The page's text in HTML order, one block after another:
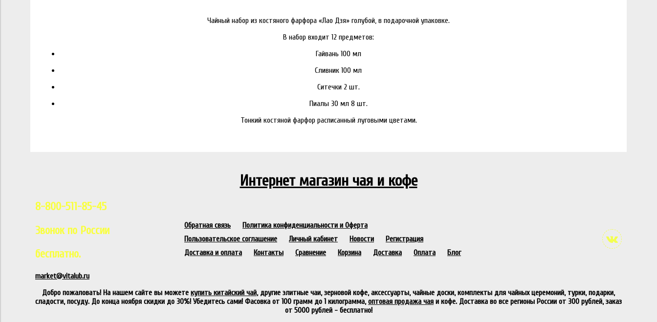
Чайный набор из костяного фарфора «Лао Дзя» голубой, в подарочной упаковке.
В набор входит 12 предметов:
Гайвань 100 мл
Сливник 100 мл
Ситечки 2 шт.
Пиалы 30 мл 8 шт.
Тонкий костяной фарфор расписанный луговыми цветами.
Интернет магазин чая и кофе
8-800-511-85-45
Звонок по России
бесплатно.
market@vitalub.ru
Обратная связь
Политика конфиденциальности и Оферта
Пользовательское соглашение
Личный кабинет Новости
Регистрация
Доставка и оплата
Контакты Сравнение Корзина Доставка Оплата Блог
Добро пожаловать! На нашем сайте вы можете купить китайский чай, другие элитные чаи, зерновой кофе, аксессуарты, чайные доски, комплекты для чайных церемоний, турки, подарки,
сладости, посуду. До конца ноября скидки до 30%! Убедитесь сами! Фасовка от 100 грамм до 1 килограмма,оптовая продажа чая и кофе. Доставка во все регионы России от 300 рублей, заказ
от 5000 рублей - бесплатно!